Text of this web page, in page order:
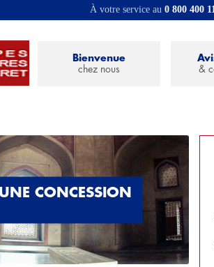
À votre service au 0 800 400
Bienvenue
chez nous
&
CONCESSION